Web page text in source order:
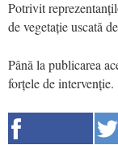
Potrivit
de vegetație uscată
Până la publicarea
forțele de intervenție.